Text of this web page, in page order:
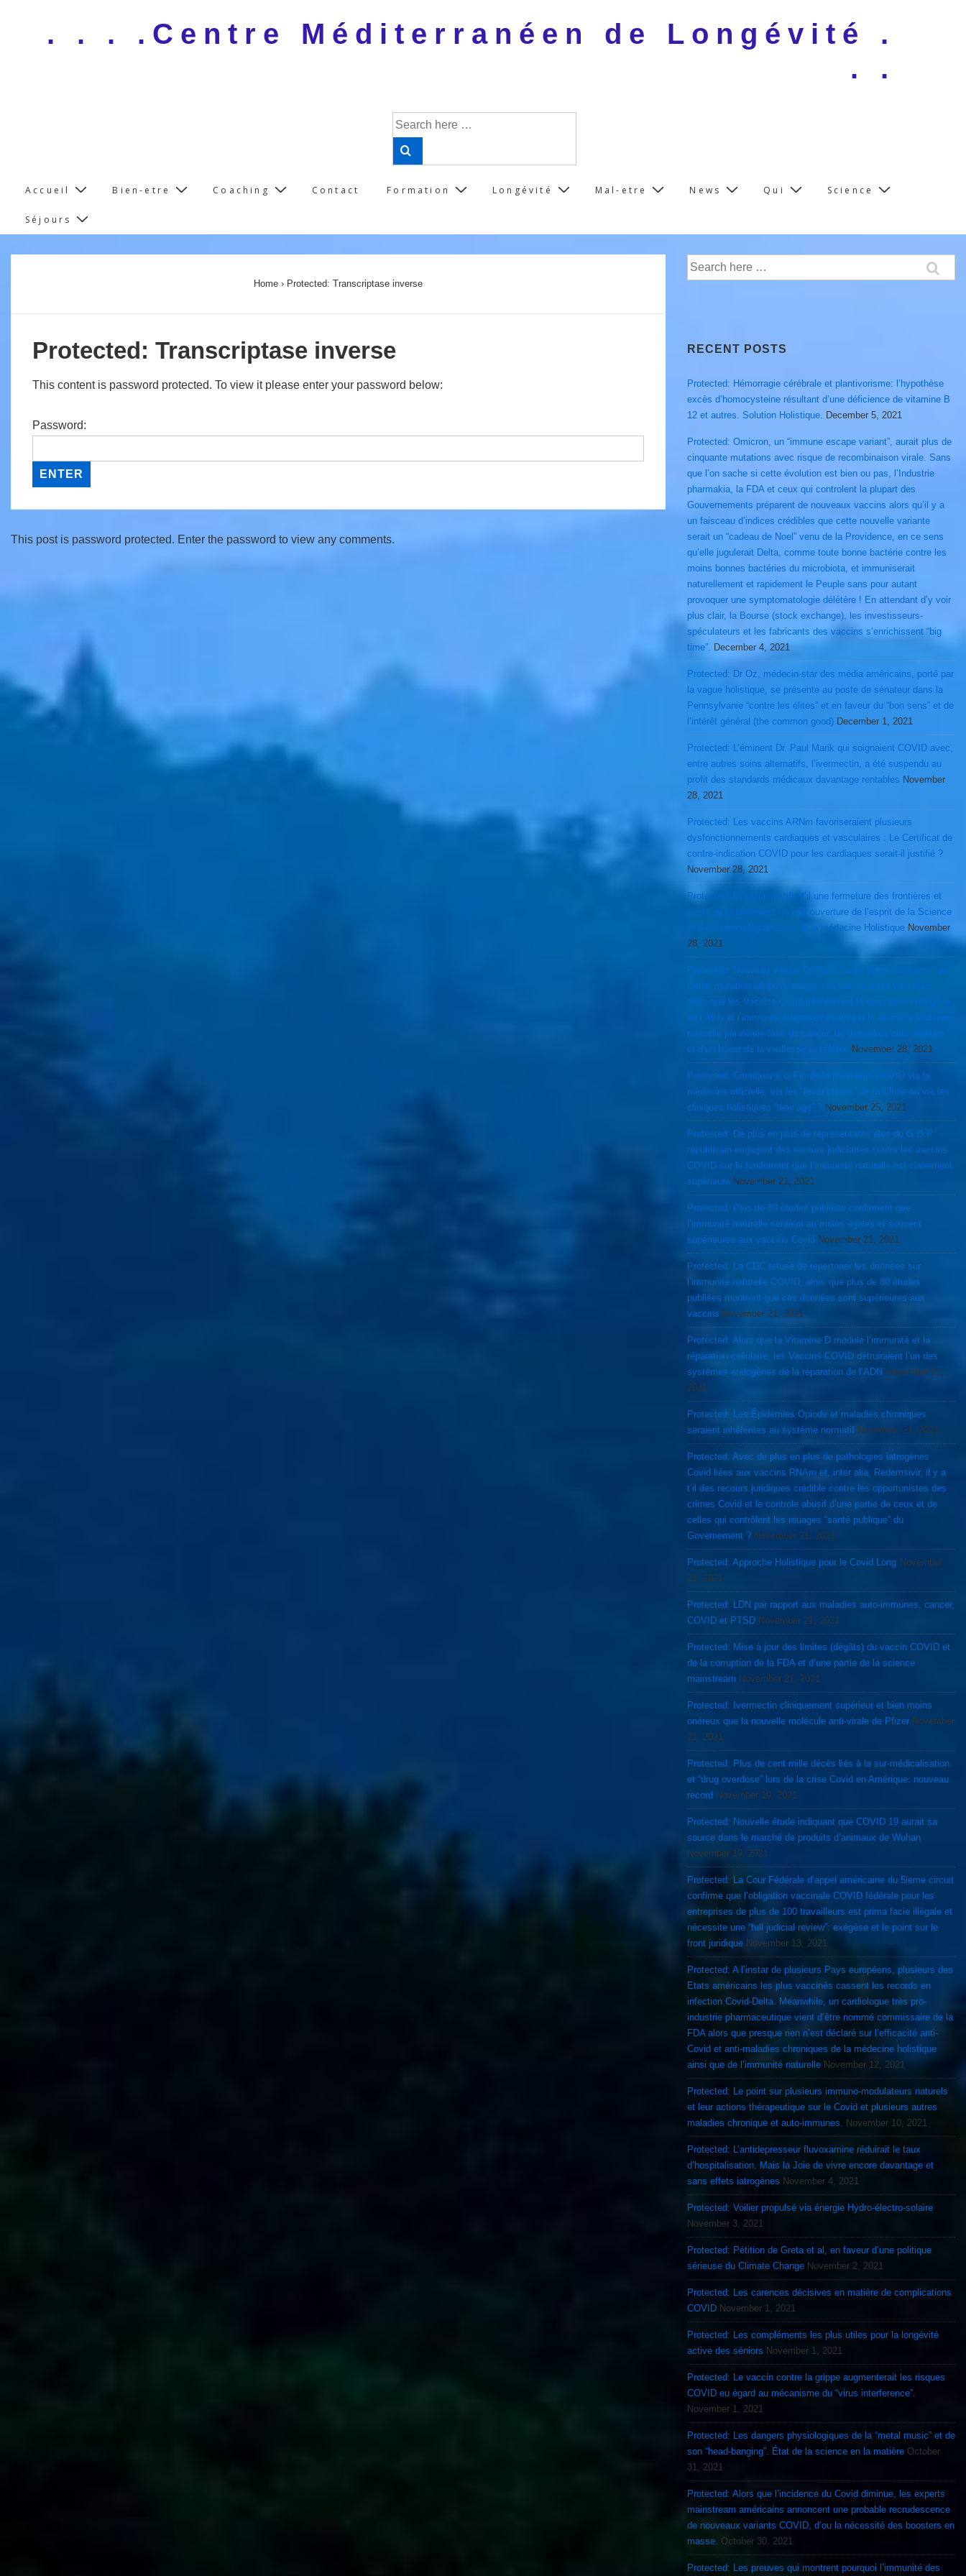
. . . .Centre Méditerranéen de Longévité .
. .
Search
for:
Main
Navigation
Accueil Bien-etre Coaching Contact Formation Longévité Mal-etre News Qui Science
Séjours
Home › Protected: Transcriptase inverse
Protected: Transcriptase inverse
This content is password protected. To view it please enter your password below:
Password:
This post is password protected. Enter the password to view any comments.
Search
for:
RECENT POSTS
Protected: Hémorragie cérébrale et plantivorisme: l’hypothèse
excès d’homocysteine résultant d’une déficience de vitamine B
12 et autres. Solution Holistique. December 5, 2021
Protected: Omicron, un “immune escape variant”, aurait plus de
cinquante mutations avec risque de recombinaison virale. Sans
que l’on sache si cette évolution est bien ou pas, l’Industrie
pharmakia, la FDA et ceux qui controlent la plupart des
Gouvernements préparent de nouveaux vaccins alors qu’il y a
un faisceau d’indices crédibles que cette nouvelle variante
serait un “cadeau de Noel” venu de la Providence, en ce sens
qu’elle jugulerait Delta, comme toute bonne bactérie contre les
moins bonnes bactéries du microbiota, et immuniserait
naturellement et rapidement le Peuple sans pour autant
provoquer une symptomatologie délétère ! En attendant d’y voir
plus clair, la Bourse (stock exchange), les investisseurs-
spéculateurs et les fabricants des vaccins s’enrichissent “big
time”. December 4, 2021
Protected: Dr Oz, médecin-star des média américains, porté par
la vague holistique, se présente au poste de sénateur dans la
Pennsylvanie “contre les élites” et en faveur du “bon sens” et de
l’intérêt général (the common good) December 1, 2021
Protected: L’éminent Dr. Paul Marik qui soignaient COVID avec,
entre autres soins alternatifs, l’ivermectin, a été suspendu au
profit des standards médicaux davantage rentables November
28, 2021
Protected: Les vaccins ARNm favoriseraient plusieurs
dysfonctionnements cardiaques et vasculaires : Le Certificat de
contre-indication COVID pour les cardiaques serait-il justifié ?
November 28, 2021
Protected: Omicron justifie t’il une fermeture des frontières et
éventuel confinement ou une ouverture de l’esprit de la Science
et de la pleine légalisation de la médecine Holistique November
28, 2021
Protected: Nouveau variant Omicron serait plus contagieux que
Delta, mutation adaptive oblige…surtout pour les vaccinés,
alors que les Vaccins Covid inhiberaient la réparation endogène
de l’ADN et l’immunité adaptive faisant par la même le lit d’une
nouvelle pandémie faite de cancer, de désordres auto-immuns
et d’un boost de la vieillesse accélérée November 28, 2021
Protected: Contibuer à la Fin de la pandémie COVID via la
médecine officielle, via les “fever clinics” de la Chine ou via les
cliniques holistiques “new age” ? November 25, 2021
Protected: De plus en plus de représentants élus du G.O.P
républicain engagent des recours judiciaires contre les vaccins
COVID sur le fondement que l’immunité naturelle est clairement
supérieure November 21, 2021
Protected: Plus de 80 études publiées confirment que
l’immunité naturelle seraient au moins égales et souvent
supérieures aux vaccins Covid November 21, 2021
Protected: La CDC refuse de repertorier les données sur
l’immunité naturelle COVID, alors que plus de 80 études
publiées montrent que ces données sont supérieures aux
vaccins November 21, 2021
Protected: Alors que la Vitamine D module l’immunité et la
réparation cellulaire, les Vaccins COVID détruiraient l’un des
systèmes endogènes de la réparation de l’ADN November 21,
2021
Protected: Les Épidémies Opiode et maladies chroniques
seraient inhérentes au système normatif November 21, 2021
Protected: Avec de plus en plus de pathologies iatrogènes
Covid liées aux vaccins RNAm et, inter alia, Redemsivir, il y a
t’il des recours juridiques crédible contre les opportunistes des
crimes Covid et le controle abusif d’une partie de ceux et de
celles qui contrôlent les rouages “santé publique” du
Governement ? November 21, 2021
Protected: Approche Holistique pour le Covid Long November
21, 2021
Protected: LDN par rapport aux maladies auto-immunes, cancer,
COVID et PTSD November 21, 2021
Protected: Mise à jour des limites (dégâts) du vaccin COVID et
de la corruption de la FDA et d’une partie de la science
mainstream November 21, 2021
Protected: Ivermectin cliniquement supérieur et bien moins
onéreux que la nouvelle molécule anti-virale de Pfizer November
21, 2021
Protected: Plus de cent mille décès liés à la sur-médicalisation
et “drug overdose” lors de la crise Covid en Amérique: nouveau
record November 19, 2021
Protected: Nouvelle étude indiquant que COVID 19 aurait sa
source dans le marché de produits d’animaux de Wuhan
November 19, 2021
Protected: La Cour Fédérale d’appel américaine du 5ieme circuit
confirme que l’obligation vaccinale COVID fédérale pour les
entreprises de plus de 100 travailleurs est prima facie illégale et
nécessite une “full judicial review”: exégèse et le point sur le
front juridique November 13, 2021
Protected: A l’instar de plusieurs Pays européens, plusieurs des
Etats américains les plus vaccinés cassent les records en
infection Covid-Delta. Meanwhile, un cardiologue très pro-
industrie pharmaceutique vient d’être nommé commissaire de la
FDA alors que presque rien n’est déclaré sur l’efficacité anti-
Covid et anti-maladies chroniques de la médecine holistique
ainsi que de l’immunité naturelle November 12, 2021
Protected: Le point sur plusieurs immuno-modulateurs naturels
et leur actions thérapeutique sur le Covid et plusieurs autres
maladies chronique et auto-immunes.
November 10, 2021
Protected: L’antidepresseur fluvoxamine réduirait le taux
d’hospitalisation. Mais la Joie de vivre encore davantage et
sans effets iatrogènes November 4, 2021
Protected: Voilier propulsé via énergie Hydro-électro-solaire
November 3, 2021
Protected: Pétition de Greta et al, en faveur d’une politique
sérieuse du Climate Change November 2, 2021
Protected: Les carences décisives en matière de complications
COVID November 1, 2021
Protected: Les compléments les plus utiles pour la longévité
active des séniors November 1, 2021
Protected: Le vaccin contre la grippe augmenterait les risques
COVID eu égard au mécanisme du “virus interference”.
November 1, 2021
Protected: Les dangers physiologiques de la “metal music” et de
son “head-banging”. État de la science en la matière October
31, 2021
Protected: Alors que l’incidence du Covid diminue, les experts
mainstream américains annoncent une probable recrudescence
de nouveaux variants COVID, d’ou la nécessité des boosters en
masse. October 30, 2021
Protected: Les preuves qui montrent pourquoi l’immunité des